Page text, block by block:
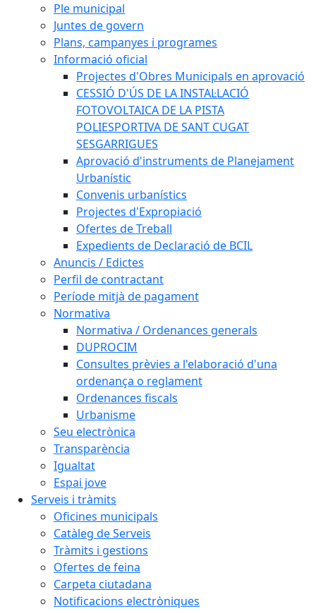
Ple municipal
Juntes de govern
Plans, campanyes i programes
Informació oficial
Projectes d'Obres Municipals en aprovació
CESSIÓ D'ÚS DE LA INSTAL·LACIÓ
FOTOVOLTAICA DE LA PISTA
POLIESPORTIVA DE SANT CUGAT
SESGARRIGUES
Aprovació d'instruments de Planejament
Urbanístic
Convenis urbanístics
Projectes d'Expropiació
Ofertes de Treball
Expedients de Declaració de BCIL
Anuncis / Edictes
Perfil de contractant
Període mitjà de pagament
Normativa
Normativa / Ordenances generals
DUPROCIM
Consultes prèvies a l'elaboració d'una
ordenança o reglament
Ordenances fiscals
Urbanisme
Seu electrònica
Transparència
Igualtat
Espai jove
Serveis i tràmits
Oficines municipals
Catàleg de Serveis
Tràmits i gestions
Ofertes de feina
Carpeta ciutadana
Notificacions electròniques